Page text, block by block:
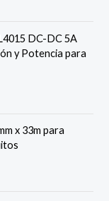
DC-DC 5A
y Potencia para
x 33m para